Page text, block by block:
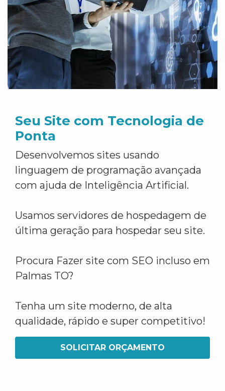
Seu Site com Tecnologia de
Ponta
Desenvolvemos sites usando
linguagem de programação avançada
com ajuda de Inteligência Artificial.
Usamos servidores de hospedagem de
última geração para hospedar seu site.
Procura Fazer site com SEO incluso em
Palmas TO?
Tenha um site moderno, de alta
qualidade, rápido e super competitivo!
SOLICITAR ORÇAMENTO